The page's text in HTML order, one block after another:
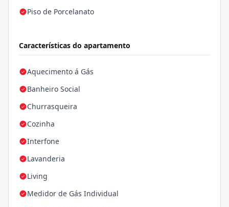
Piso de Porcelanato
Características do apartamento
Aquecimento á Gás
Banheiro Social
Churrasqueira
Cozinha
Interfone
Lavanderia
Living
Medidor de Gás Individual